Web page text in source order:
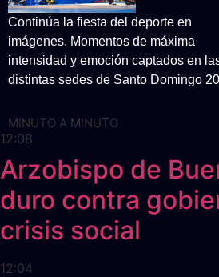
Continúa la fiesta del deporte en
imágenes. Momentos de máxima
intensidad y emoción captados en
distintas sedes de Santo Domingo
MINUTO A MINUTO
12:08
Arzobispo de
duro contra
crisis social
12:04